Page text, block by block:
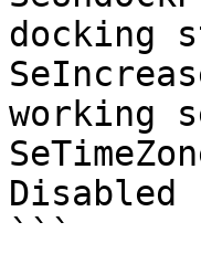
docking
working
Disabled
```